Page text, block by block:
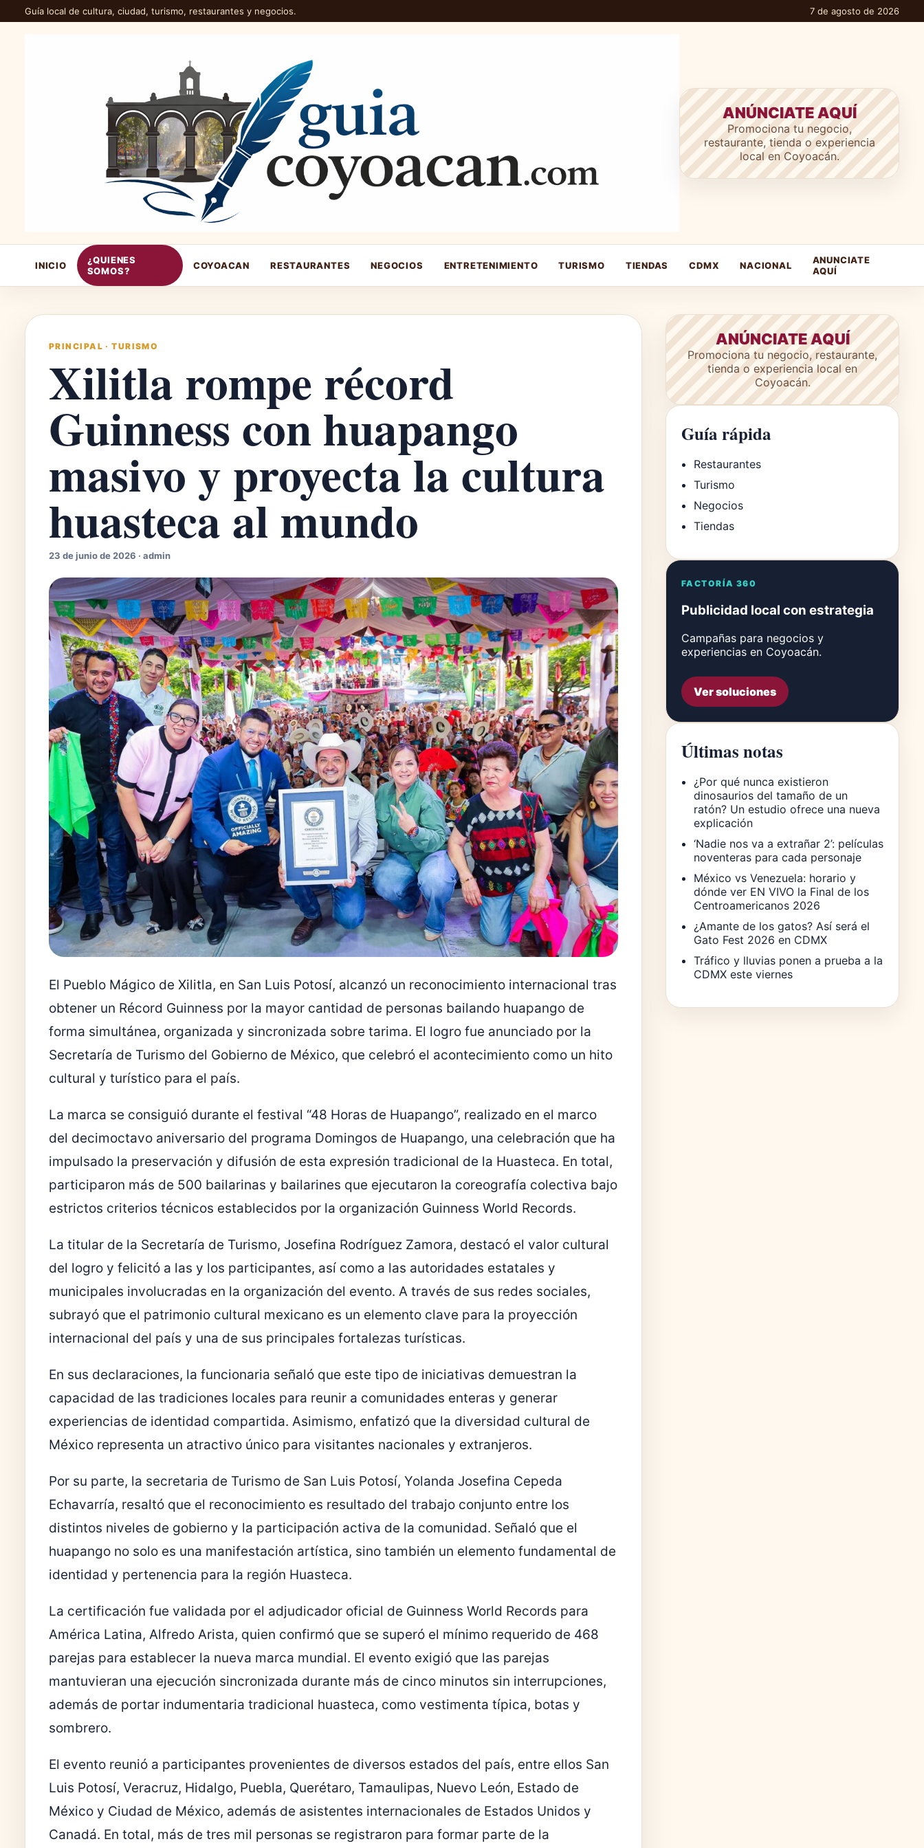
Guía local de cultura, ciudad, turismo, restaurantes y negocios. 7 de agosto de 2026
ANÚNCIATE AQUÍ
Promociona tu negocio,
restaurante, tienda o experiencia
local en Coyoacán.
INICIO
¿QUIENES
SOMOS?
COYOACAN RESTAURANTES NEGOCIOS ENTRETENIMIENTO TURISMO TIENDAS CDMX NACIONAL
ANUNCIATE
AQUÍ
PRINCIPAL ·TURISMO
Xilitla rompe récord
Guinness con huapango
masivo y proyecta la cultura
huasteca al mundo
23 de junio de 2026 · admin
El Pueblo Mágico de Xilitla, en San Luis Potosí, alcanzó un reconocimiento internacional tras
obtener un Récord Guinness por la mayor cantidad de personas bailando huapango de
forma simultánea, organizada y sincronizada sobre tarima. El logro fue anunciado por la
Secretaría de Turismo del Gobierno de México, que celebró el acontecimiento como un hito
cultural y turístico para el país.
La marca se consiguió durante el festival “48 Horas de Huapango”, realizado en el marco
del decimoctavo aniversario del programa Domingos de Huapango, una celebración que ha
impulsado la preservación y difusión de esta expresión tradicional de la Huasteca. En total,
participaron más de 500 bailarinas y bailarines que ejecutaron la coreografía colectiva bajo
estrictos criterios técnicos establecidos por la organización Guinness World Records.
La titular de la Secretaría de Turismo, Josefina Rodríguez Zamora, destacó el valor cultural
del logro y felicitó a las y los participantes, así como a las autoridades estatales y
municipales involucradas en la organización del evento. A través de sus redes sociales,
subrayó que el patrimonio cultural mexicano es un elemento clave para la proyección
internacional del país y una de sus principales fortalezas turísticas.
En sus declaraciones, la funcionaria señaló que este tipo de iniciativas demuestran la
capacidad de las tradiciones locales para reunir a comunidades enteras y generar
experiencias de identidad compartida. Asimismo, enfatizó que la diversidad cultural de
México representa un atractivo único para visitantes nacionales y extranjeros.
Por su parte, la secretaria de Turismo de San Luis Potosí, Yolanda Josefina Cepeda
Echavarría, resaltó que el reconocimiento es resultado del trabajo conjunto entre los
distintos niveles de gobierno y la participación activa de la comunidad. Señaló que el
huapango no solo es una manifestación artística, sino también un elemento fundamental de
identidad y pertenencia para la región Huasteca.
La certificación fue validada por el adjudicador oficial de Guinness World Records para
América Latina, Alfredo Arista, quien confirmó que se superó el mínimo requerido de 468
parejas para establecer la nueva marca mundial. El evento exigió que las parejas
mantuvieran una ejecución sincronizada durante más de cinco minutos sin interrupciones,
además de portar indumentaria tradicional huasteca, como vestimenta típica, botas y
sombrero.
El evento reunió a participantes provenientes de diversos estados del país, entre ellos San
Luis Potosí, Veracruz, Hidalgo, Puebla, Querétaro, Tamaulipas, Nuevo León, Estado de
México y Ciudad de México, además de asistentes internacionales de Estados Unidos y
Canadá. En total, más de tres mil personas se registraron para formar parte de la
ANÚNCIATE AQUÍ
Promociona tu negocio, restaurante,
tienda o experiencia local en
Coyoacán.
Guía rápida
Restaurantes
Turismo
Negocios
Tiendas
FACTORÍA 360
Publicidad local con estrategia
Campañas para negocios y
experiencias en Coyoacán.
Ver soluciones
Últimas notas
¿Por qué nunca existieron
dinosaurios del tamaño de un
ratón? Un estudio ofrece una nueva
explicación
‘Nadie nos va a extrañar 2’: películas
noventeras para cada personaje
México vs Venezuela: horario y
dónde ver EN VIVO la Final de los
Centroamericanos 2026
¿Amante de los gatos? Así será el
Gato Fest 2026 en CDMX
Tráfico y lluvias ponen a prueba a la
CDMX este viernes